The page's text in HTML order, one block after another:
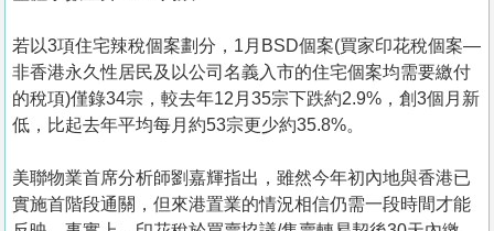
們
若以3項住宅辣稅個案劃分，1月BSD個案(買家印花稅個案—
非香港永久性居民及以公司名義入市的住宅個案均需要繳付
的稅項)僅錄34宗，較去年12月35宗下跌約2.9%，創3個月新
低，比起去年平均每月約53宗更少約35.8%。
美聯物業首席分析師劉嘉輝指出，雖然今年初內地與香港已
實施首階段通關，但來港置業的情況相信仍需一段時間才能